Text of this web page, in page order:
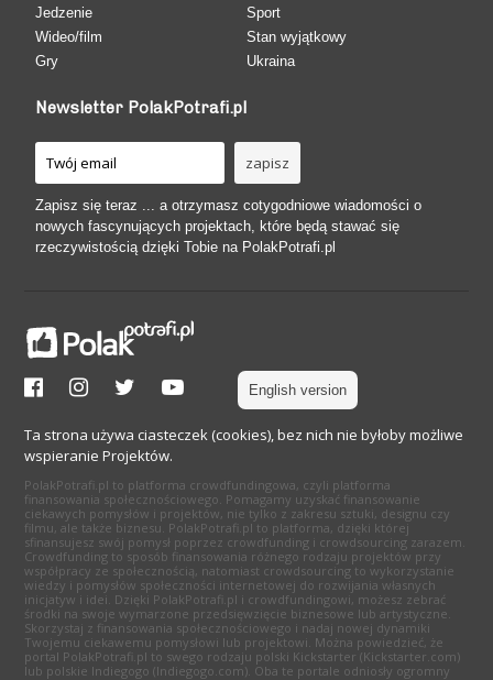
Jedzenie
Wideo/film
Gry
Sport
Stan wyjątkowy
Ukraina
Newsletter PolakPotrafi.pl
Zapisz się teraz ... a otrzymasz cotygodniowe wiadomości o
nowych fascynujących projektach, które będą stawać się
rzeczywistością dzięki Tobie na PolakPotrafi.pl
English version
Ta strona używa ciasteczek (cookies), bez nich nie byłoby możliwe
wspieranie Projektów.
PolakPotrafi.pl to platforma crowdfundingowa, czyli platforma
finansowania społecznościowego. Pomagamy uzyskać finansowanie
ciekawych pomysłów i projektów, nie tylko z zakresu sztuki, designu czy
filmu, ale także biznesu. PolakPotrafi.pl to platforma, dzięki której
sfinansujesz swój pomysł poprzez crowdfunding i crowdsourcing zarazem.
Crowdfunding to sposób finansowania różnego rodzaju projektów przy
współpracy ze społecznością, natomiast crowdsourcing to wykorzystanie
wiedzy i pomysłów społeczności internetowej do rozwijania własnych
inicjatyw i idei. Dzięki PolakPotrafi.pl i crowdfundingowi, możesz zebrać
środki na swoje wymarzone przedsięwzięcie biznesowe lub artystyczne.
Skorzystaj z finansowania społecznościowego i nadaj nowej dynamiki
Twojemu ciekawemu pomysłowi lub projektowi. Można powiedzieć, że
portal PolakPotrafi.pl to swego rodzaju polski Kickstarter (Kickstarter.com)
lub polskie Indiegogo (Indiegogo.com). Oba te portale odniosły ogromny